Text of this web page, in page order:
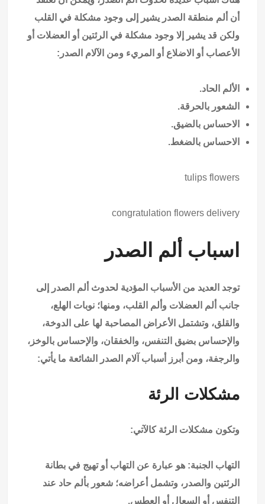
أن ألم منطقة الصدر يشير إلى وجود مشكلة في القلب
ولكن قد يشير إلا وجود مشكلة في الرئتين أو العضلات أو
الأعصاب أو الاضلاع أو المريء ومن الآلام الصدر:
الألم الحاد.
الشعور بالحرقة.
الاحساس بالضيق.
الاحساس بالضغط.
tulips flowers
congratulation flowers delivery
اسباب ألم الصدر
توجد العديد من الأسباب المؤدية لحدوث ألم الصدر إلى
جانب ألم العضلات وألم القلب، ومنها؛ نوبات الهلع،
والقلق، وتشتمل الأعراض المصاحبة لها على الدوخة،
والإحساس بضيق التنفس، والخفقان، والإحساس بالوخز،
والرجفة، ومن أبرز أسباب آلام الصدر الشائعة ما يأتي:
مشكلات الرئة
وتكون مشكلات الرئة كالآتي:
التهاب الجنبة: هو عبارة عن التهاب أو تهيج في بطانة
الرئتين والصدر، وتشمل أعراضه؛ شعور بألم حاد عند
التنفس أو السعال أو العطس.